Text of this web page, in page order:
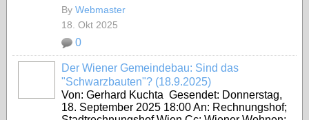
By Webmaster
18. Okt 2025
0
Der Wiener Gemeindebau: Sind das
"Schwarzbauten"? (18.9.2025)
Von: Gerhard Kuchta Gesendet: Donnerstag,
18. September 2025 18:00 An: Rechnungshof;